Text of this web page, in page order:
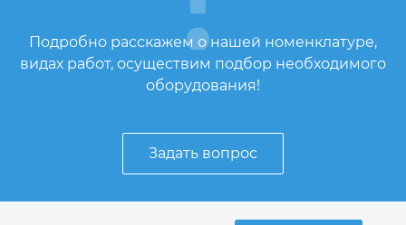
Подробно расскажем о нашей номенклатуре,
видах работ, осуществим подбор необходимого
оборудования!
Задать вопрос